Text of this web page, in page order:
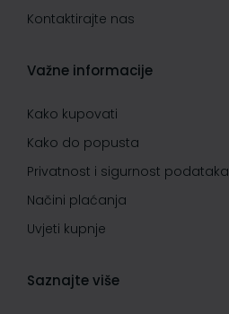
Kontaktirajte nas
Važne informacije
Kako kupovati
Kako do popusta
Privatnost i sigurnost podataka
Načini plaćanja
Uvjeti kupnje
Saznajte više